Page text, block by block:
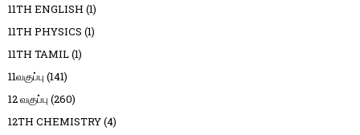
11TH ENGLISH (1)
11TH PHYSICS (1)
11TH TAMIL(1)
11வகுப்பு (141)
12 வகுப்பு (260)
12TH CHEMISTRY(4)